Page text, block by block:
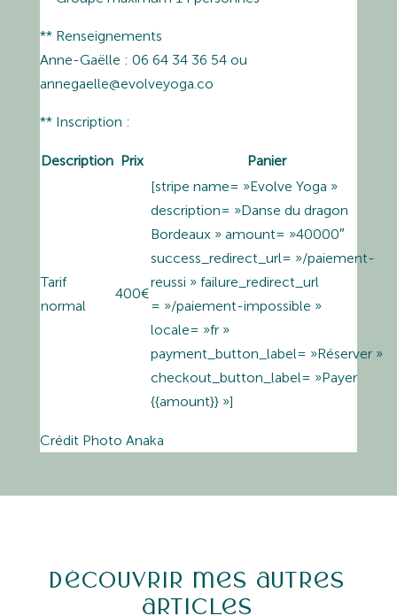
** Renseignements
Anne-Gaëlle : 06 64 34 36 54 ou
annegaelle@evolveyoga.co
** Inscription :
Description Prix Panier
Tarif
normal
400€
[stripe name= »Evolve Yoga »
description= »Danse du dragon
Bordeaux » amount= »40000″
success_redirect_url= »/paiement-
reussi » failure_redirect_url
= »/paiement-impossible »
locale= »fr »
payment_button_label= »Réserver »
checkout_button_label= »Payer
{{amount}} »]
Crédit Photo Anaka
Découvrir mes autres
articles